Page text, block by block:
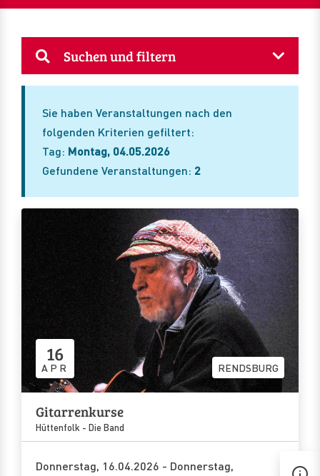
Suchen und filtern
Sie haben Veranstaltungen nach den
folgenden Kriterien gefiltert:
Tag: Montag, 04.05.2026
Gefundene Veranstaltungen: 2
16
APR RENDSBURG
Gitarrenkurse
Hüttenfolk - Die Band
Donnerstag, 16.04.2026 - Donnerstag,